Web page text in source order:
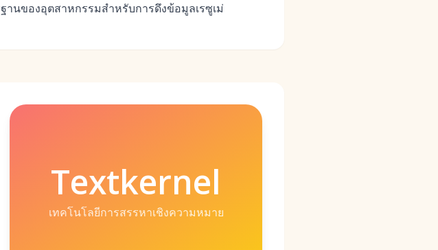
นของอุตสาหกรรมสำหรับการดึงข้อมูลเรซูเม่
Textkernel
เทคโนโลยีการสรรหาเชิงความหมาย